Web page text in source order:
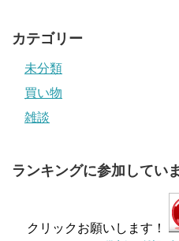
カテゴリー
未分類
買い物
雑談
ランキングに参加していま
クリックお願いします！